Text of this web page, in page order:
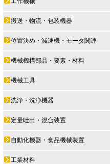
搬送・物流・包装機器
位置決め・減速機・モータ関連
機械機構部品・要素・材料
機械工具
洗浄・洗浄機器
定量吐出・混合装置
自動化機器・食品機械装置
工業材料